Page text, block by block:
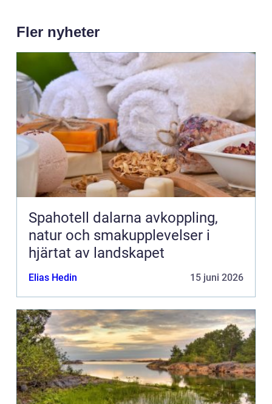
Fler nyheter
Spahotell dalarna avkoppling,
natur och smakupplevelser i
hjärtat av landskapet
Elias Hedin 15 juni 2026